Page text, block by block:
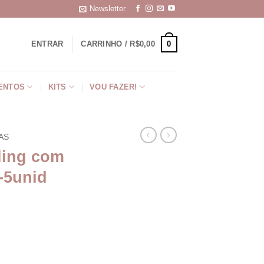
Newsletter
ENTRAR CARRINHO / R$0,00 0
KITS VOU FAZER!
com
10mm-5unid quantidade